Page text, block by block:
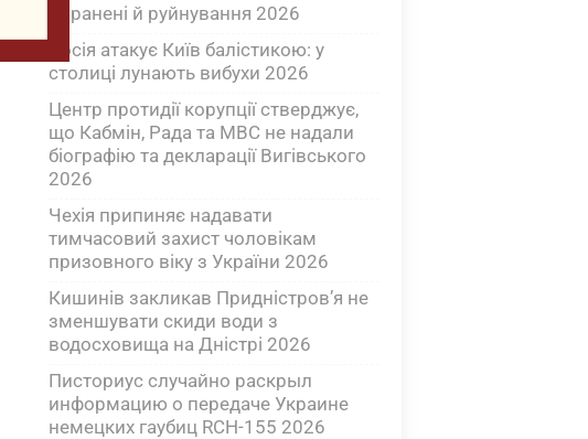
поранені й руйнування 2026
Росія атакує Київ балістикою: у
столиці лунають вибухи 2026
Центр протидії корупції стверджує,
що Кабмін, Рада та МВС не надали
біографію та декларації Вигівського
2026
Чехія припиняє надавати
тимчасовий захист чоловікам
призовного віку з України 2026
Кишинів закликав Придністров’я не
зменшувати скиди води з
водосховища на Дністрі 2026
Писториус случайно раскрыл
информацию о передаче Украине
немецких гаубиц RCH-155 2026